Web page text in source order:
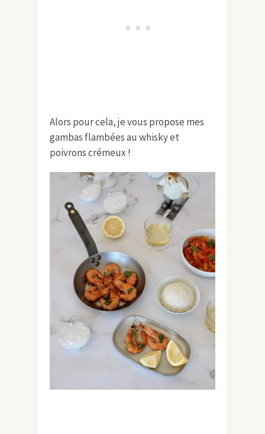
Alors pour cela, je vous propose mes
gambas flambées au whisky et
poivrons crémeux !